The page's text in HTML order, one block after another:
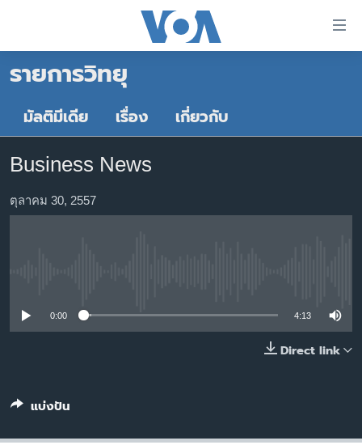
ต่อ
เนื้อหา
ข้าม
หน้า
การ
ค้นหา
หน้าหลัก
โลก
เอเชีย
สหรัฐฯ
ไทย
ไลฟ์สไตล์
พอดคาสต์
รายการวิทยุ
มัลติมีเดีย เรื่อง เกี่ยวกับ
Business News
ตุลาคม 30, 2557
0:00 4:13
Direct link
แบ่งปัน